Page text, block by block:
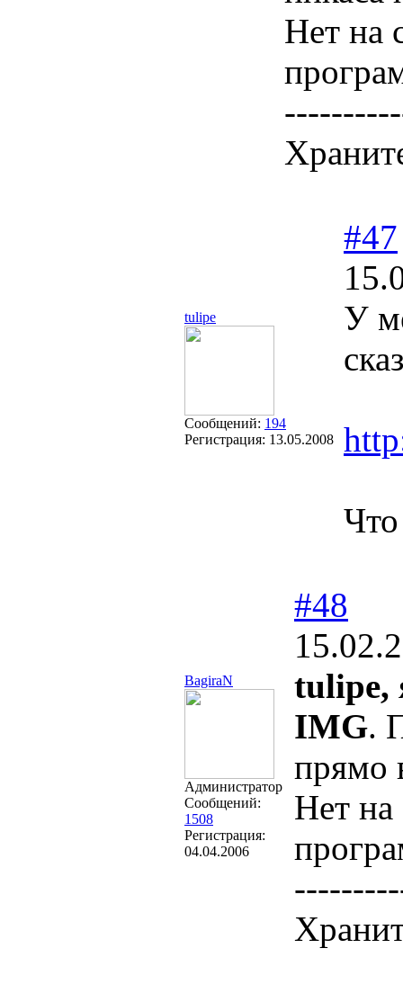
Нет на
tulipe
Сообщений: 194
Регистрация: 13.05.2008
#47
У
Что
BagiraN
Администратор
Сообщений:
1508
Регистрация:
04.04.2006
#48
tulipe,
IMG.
прямо
Нет на